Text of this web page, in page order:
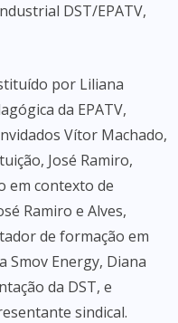
DST/EPATV,
por Liliana
da EPATV,
Vítor Machado,
José Ramiro,
em contexto de
Ramiro e Alves,
de formação em
Smov Energy, Diana
da DST, e
sindical.